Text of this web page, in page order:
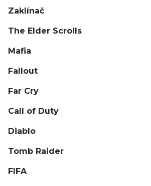
Zaklínač
The Elder Scrolls
Mafia
Fallout
Far Cry
Call of Duty
Diablo
Tomb Raider
FIFA